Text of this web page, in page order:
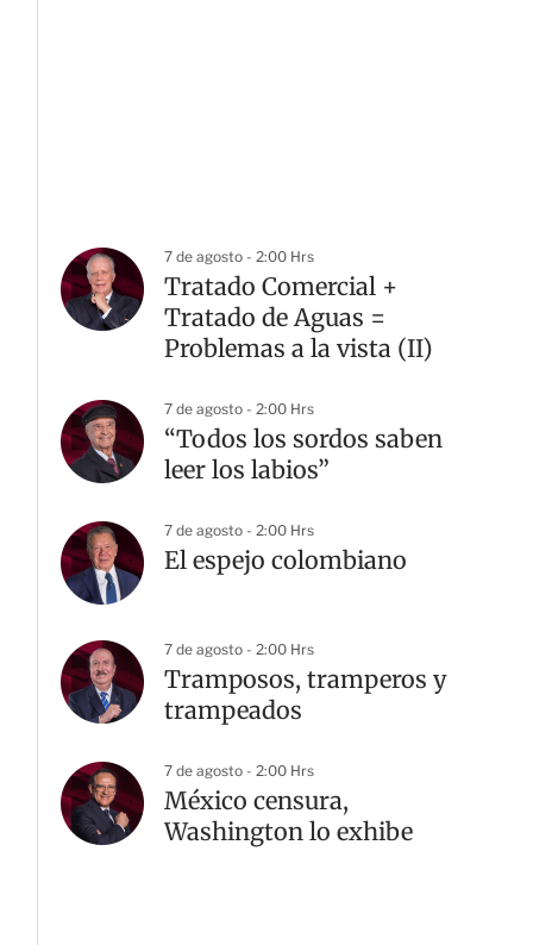
7 de agosto - 2:00 Hrs
Tratado Comercial +
Tratado de Aguas =
Problemas a la vista (II)
7 de agosto - 2:00 Hrs
“Todos los sordos saben
leer los labios”
7 de agosto - 2:00 Hrs
El espejo colombiano
7 de agosto - 2:00 Hrs
Tramposos, tramperos y
trampeados
7 de agosto - 2:00 Hrs
México censura,
Washington lo exhibe